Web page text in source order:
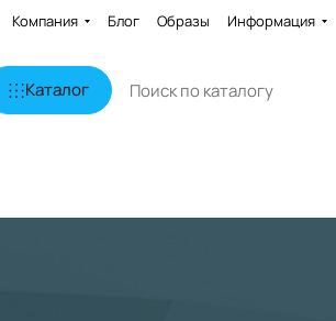
Компания Блог Образы Информация
Каталог